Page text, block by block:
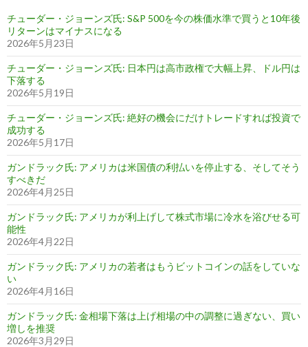
チューダー・ジョーンズ氏: S&P 500を今の株価水準で買うと10年後
リターンはマイナスになる
2026年5月23日
チューダー・ジョーンズ氏: 日本円は高市政権で大幅上昇、ドル円は
下落する
2026年5月19日
チューダー・ジョーンズ氏: 絶好の機会にだけトレードすれば投資で
成功する
2026年5月17日
ガンドラック氏: アメリカは米国債の利払いを停止する、そしてそう
すべきだ
2026年4月25日
ガンドラック氏: アメリカが利上げして株式市場に冷水を浴びせる可
能性
2026年4月22日
ガンドラック氏: アメリカの若者はもうビットコインの話をしていな
い
2026年4月16日
ガンドラック氏: 金相場下落は上げ相場の中の調整に過ぎない、買い
増しを推奨
2026年3月29日